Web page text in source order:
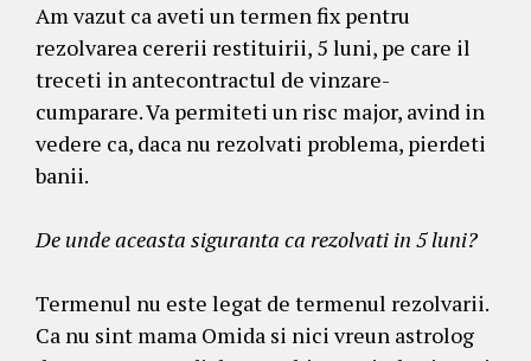
Am vazut ca aveti un termen fix pentru
rezolvarea cererii restituirii, 5 luni, pe care il
treceti in antecontractul de vinzare-
cumparare. Va permiteti un risc major, avind in
vedere ca, daca nu rezolvati problema, pierdeti
banii.
De unde aceasta siguranta ca rezolvati in 5 luni?
Termenul nu este legat de termenul rezolvarii.
Ca nu sint mama Omida si nici vreun astrolog